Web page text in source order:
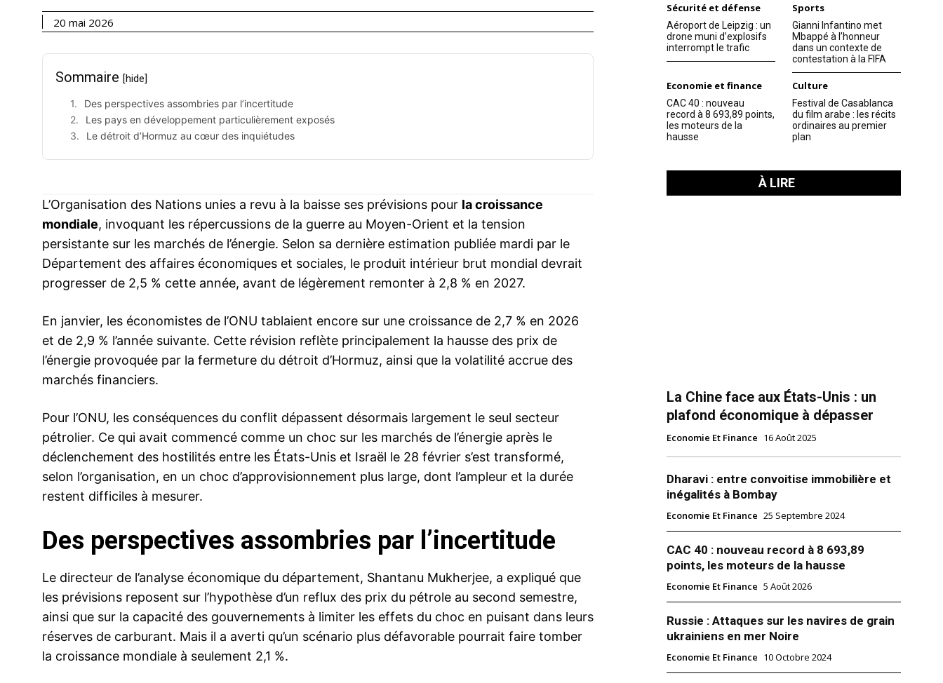
20 mai 2026
Sommaire [hide]
Des perspectives assombries par l’incertitude
Les pays en développement particulièrement exposés
Le détroit d’Hormuz au cœur des inquiétudes
L’Organisation des Nations unies a revu à la baisse ses prévisions pour la croissance
mondiale, invoquant les répercussions de la guerre au Moyen-Orient et la tension
persistante sur les marchés de l’énergie. Selon sa dernière estimation publiée mardi par le
Département des affaires économiques et sociales, le produit intérieur brut mondial devrait
progresser de 2,5 % cette année, avant de légèrement remonter à 2,8 % en 2027.
En janvier, les économistes de l’ONU tablaient encore sur une croissance de 2,7 % en 2026
et de 2,9 % l’année suivante. Cette révision reflète principalement la hausse des prix de
l’énergie provoquée par la fermeture du détroit d’Hormuz, ainsi que la volatilité accrue des
marchés financiers.
Pour l’ONU, les conséquences du conflit dépassent désormais largement le seul secteur
pétrolier. Ce qui avait commencé comme un choc sur les marchés de l’énergie après le
déclenchement des hostilités entre les États-Unis et Israël le 28 février s’est transformé,
selon l’organisation, en un choc d’approvisionnement plus large, dont l’ampleur et la durée
restent difficiles à mesurer.
Des perspectives assombries par l’incertitude
Le directeur de l’analyse économique du département, Shantanu Mukherjee, a expliqué que
les prévisions reposent sur l’hypothèse d’un reflux des prix du pétrole au second semestre,
ainsi que sur la capacité des gouvernements à limiter les effets du choc en puisant dans leurs
réserves de carburant. Mais il a averti qu’un scénario plus défavorable pourrait faire tomber
la croissance mondiale à seulement 2,1 %.
Sécurité et défense
Aéroport de Leipzig : un
drone muni d’explosifs
interrompt le trafic
Sports
Gianni Infantino met
Mbappé à l’honneur
dans un contexte de
contestation à la FIFA
Economie et finance
CAC 40 : nouveau
record à 8 693,89 points,
les moteurs de la
hausse
Culture
Festival de Casablanca
du film arabe : les récits
ordinaires au premier
plan
À LIRE
La Chine face aux États-Unis : un
plafond économique à dépasser
Economie Et Finance 16 Août 2025
Dharavi : entre convoitise immobilière et
inégalités à Bombay
Economie Et Finance 25 Septembre 2024
CAC 40 : nouveau record à 8 693,89
points, les moteurs de la hausse
Economie Et Finance 5 Août 2026
Russie : Attaques sur les navires de grain
ukrainiens en mer Noire
Economie Et Finance 10 Octobre 2024